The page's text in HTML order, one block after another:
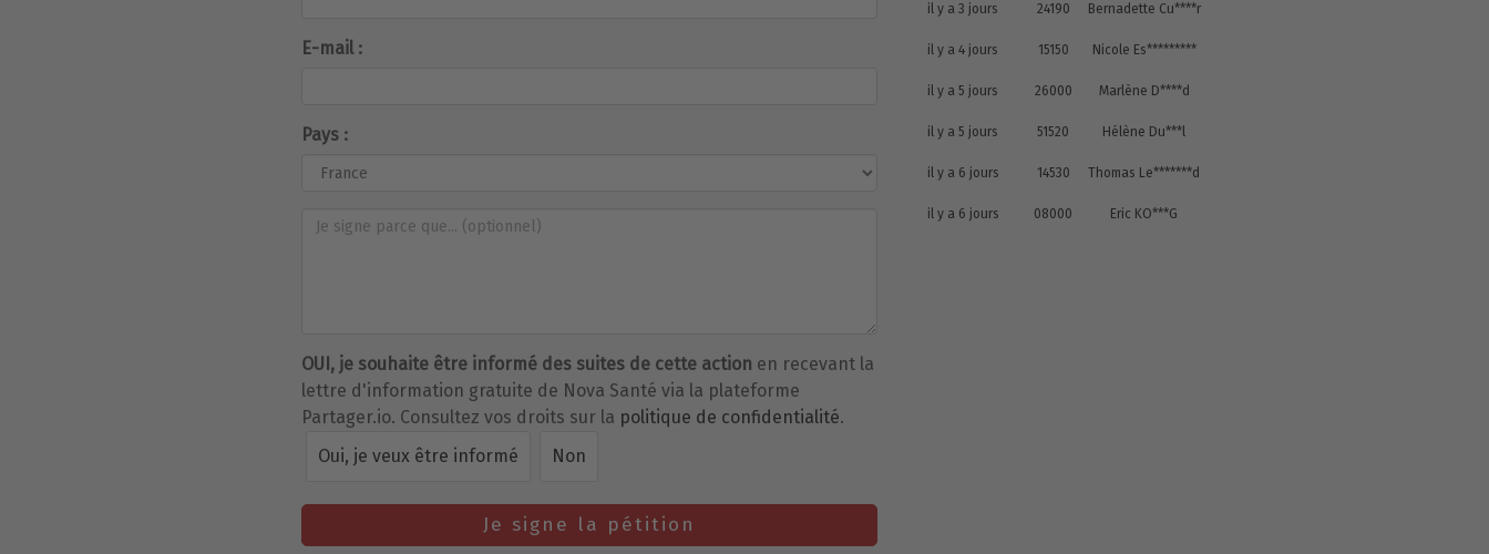
E-mail :
Pays :
OUI, je souhaite être informé des suites de cette action en recevant la
lettre d'information gratuite de Nova Santé via la plateforme
Partager.io. Consultez vos droits sur la politique de confidentialité.
Oui, je veux être informé
Non
Je signe la pétition
il y a 3 jours 24190 Bernadette Cu****r
il y a 4 jours 15150 Nicole Es*********
il y a 5 jours 26000 Marlène D****d
il y a 5 jours 51520 Hélène Du***l
il y a 6 jours 14530 Thomas Le*******d
il y a 6 jours 08000 Eric KO***G